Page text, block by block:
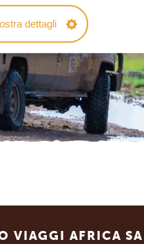
dettagli
VIAGGI AFRICA